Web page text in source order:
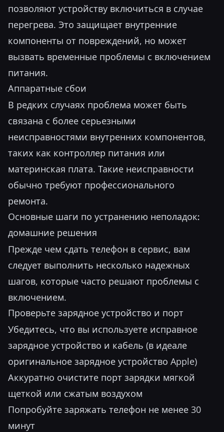
позволяют устройству включиться в случае
перегрева. Это защищает внутренние
компоненты от повреждений, но может
вызвать временные проблемы с включением
питания.
Аппаратные сбои
В редких случаях проблема может быть
связана с более серьезными
неисправностями внутренних компонентов,
таких как контроллер питания или
материнская плата. Такие неисправности
обычно требуют профессионального
ремонта.
Основные шаги по устранению неполадок:
домашние решения
Прежде чем сдать телефон в сервис, вам
следует выполнить несколько надежных
шагов, которые часто решают проблемы с
включением.
Проверьте зарядное устройство и порт
Убедитесь, что вы используете исправное
зарядное устройство и кабель (в идеале
оригинальное зарядное устройство Apple)
Аккуратно очистите порт зарядки мягкой
щеткой или сжатым воздухом
Попробуйте заряжать телефон не менее 30
минут